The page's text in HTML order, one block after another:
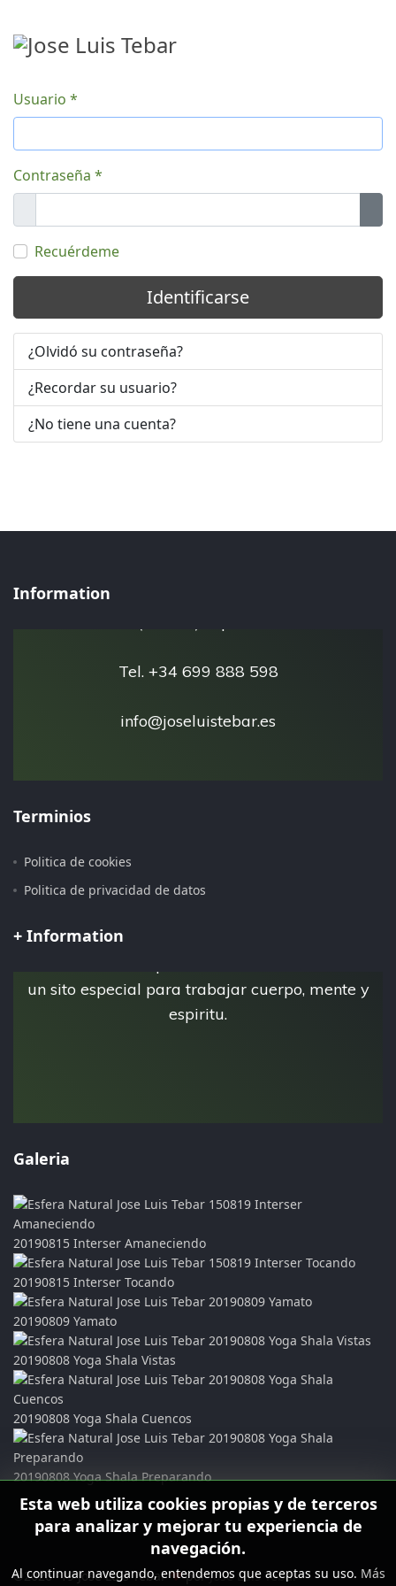
Usuario *
Contraseña *
Recuérdeme
Identificarse
¿Olvidó su contraseña?
¿Recordar su usuario?
¿No tiene una cuenta?
Information
Tel. +34 699 888 598
info@joseluistebar.es
Terminios
Politica de cookies
Politica de privacidad de datos
Esta web utiliza cookies propias y de terceros
para analizar y mejorar tu experiencia de
navegación.
Al continuar navegando, entendemos que aceptas su uso. Más
+ Information
Pagina iniciada 15 de Julio del 2.019
Esta es la pagina personal de Jose Luis Tebar,
un sito especial para trabajar cuerpo, mente y
espiritu.
Galeria
20190815 Interser Amaneciendo
20190815 Interser Tocando
20190809 Yamato
20190808 Yoga Shala Vistas
20190808 Yoga Shala Cuencos
20190808 Yoga Shala Preparando
©2026 -19 Jose Luis Tebar♥porJose Luis Tebar